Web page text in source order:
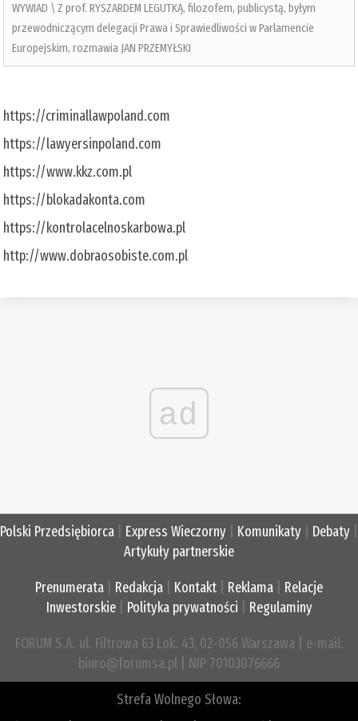
WYWIAD \ Z prof. RYSZARDEM LEGUTKĄ, filozofem, publicystą, byłym
przewodniczącym delegacji Prawa i Sprawiedliwości w Parlamencie
Europejskim, rozmawia JAN PRZEMYŁSKI
https://criminallawpoland.com
https://lawyersinpoland.com
https://www.kkz.com.pl
https://blokadakonta.com
https://kontrolacelnoskarbowa.pl
http://www.dobraosobiste.com.pl
ad
Polski Przedsiębiorca Express Wieczorny Komunikaty Debaty
Artykuły partnerskie
Prenumerata Redakcja Kontakt Reklama
Relacje
Inwestorskie| Polityka prywatności Regulaminy
FORUM S.A. ul. Filtrowa 63 Lok. 43, 02-056 Warszawa | e-mail:
biuro@forumsa.pl | NIP 70103076666
Strefa Wolnego Słowa: